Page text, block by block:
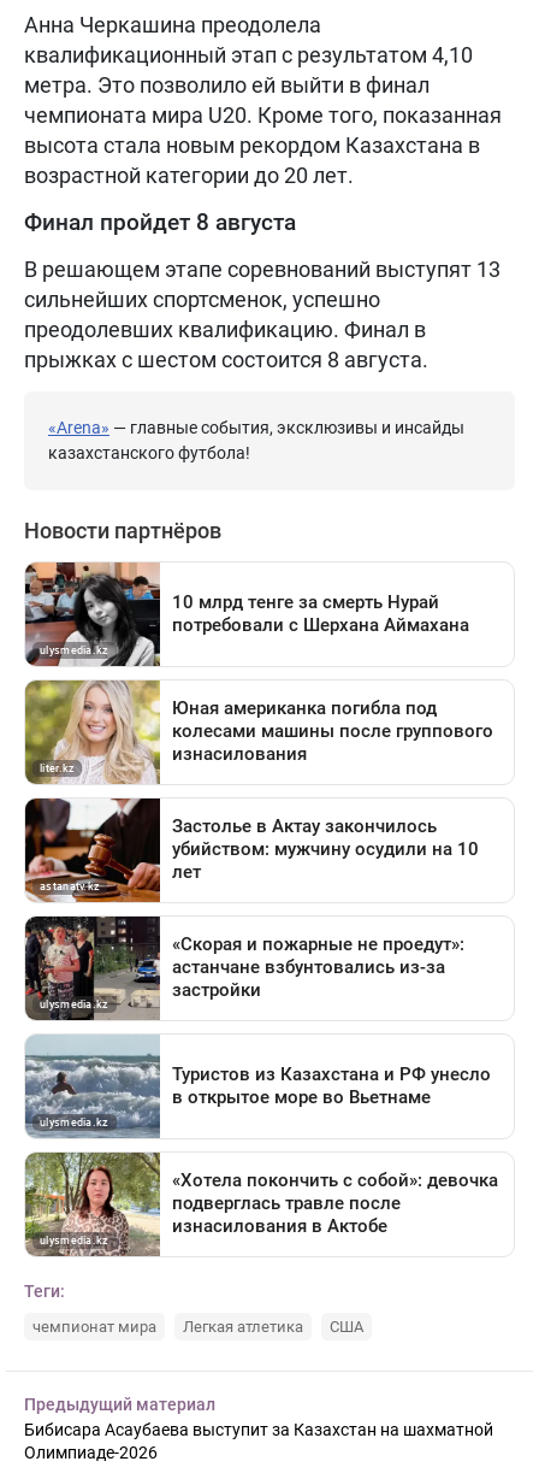
Анна Черкашина преодолела
квалификационный этап с результатом 4,10
метра. Это позволило ей выйти в финал
чемпионата мира U20. Кроме того, показанная
высота стала новым рекордом Казахстана в
возрастной категории до 20 лет.
Финал пройдет 8 августа
В решающем этапе соревнований выступят 13
сильнейших спортсменок, успешно
преодолевших квалификацию. Финал в
прыжках с шестом состоится 8 августа.
«Arena» — главные события, эксклюзивы и инсайды
казахстанского футбола!
Теги:
чемпионат мира Легкая атлетика США
Предыдущий материал
Бибисара Асаубаева выступит за Казахстан на шахматной
Олимпиаде-2026